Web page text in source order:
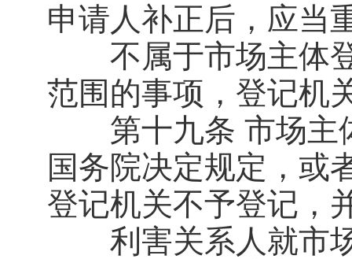
申请人补正后，应当
不属于市场主体登
范围的事项，登记机
第十九条 市场主
国务院决定规定，或
登记机关不予登记，
利害关系人就市场